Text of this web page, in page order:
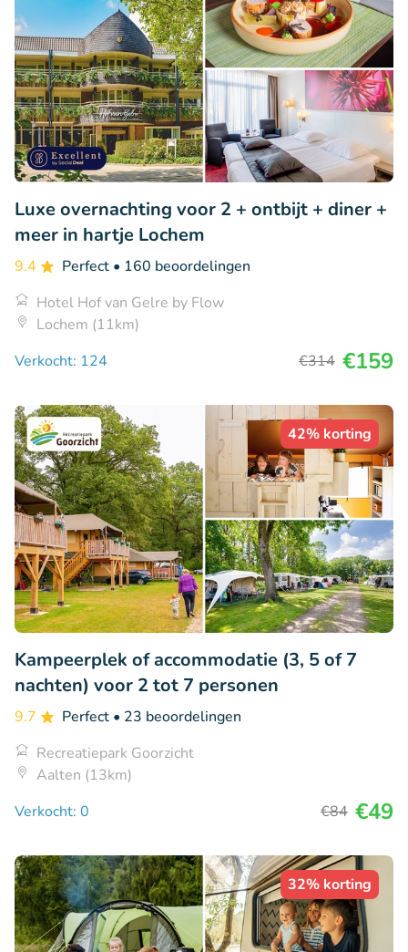
Luxe overnachting voor 2 + ontbijt + diner +
meer in hartje Lochem
9.4 Perfect • 160 beoordelingen
Hotel Hof van Gelre by Flow
Lochem (11km)
Verkocht: 124
€314 €159
42% korting
Kampeerplek of accommodatie (3, 5 of 7
nachten) voor 2 tot 7 personen
9.7 Perfect • 23 beoordelingen
Recreatiepark Goorzicht
Aalten (13km)
Verkocht: 0
€84 €49
32% korting